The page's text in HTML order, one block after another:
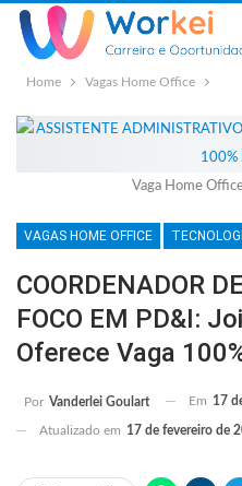
Home Vagas Home Office
Vaga Home
VAGAS HOME OFFICE
COORDENADOR
FOCO EM PD&I:
Oferece Vaga
Por Vanderlei Goulart Em 17
Atualizado em 17 de fevereiro de